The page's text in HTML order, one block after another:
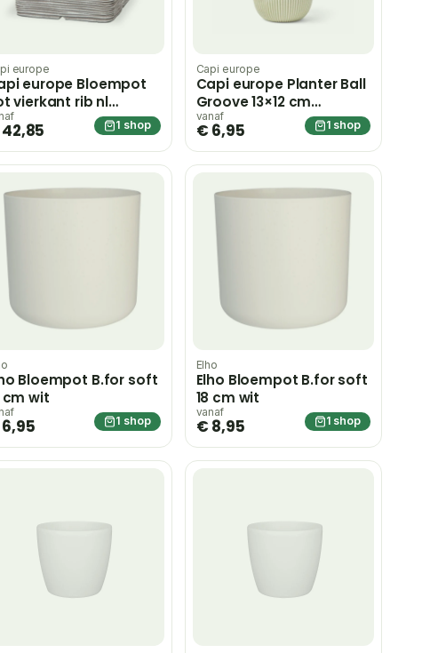
europe
europe Bloempot
vierkant rib nl
ivoor Capi
– wit
1 shop
Capi europe
Capi europe Planter Ball
Groove 13×12 cm
sawdust white
bloempot – wit
vanaf
€ 6,95 1 shop
Bloempot B.for soft
cm wit
1 shop
Elho
Elho Bloempot B.for soft
18 cm wit
vanaf
€ 8,95 1 shop